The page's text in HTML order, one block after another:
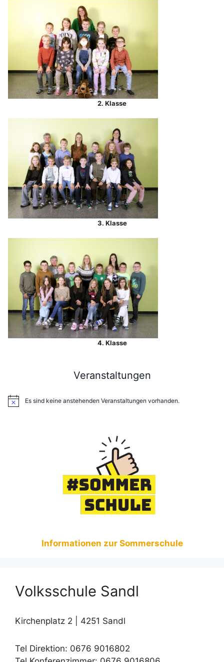
2. Klasse
3. Klasse
4. Klasse
Veranstaltungen
Es sind keine anstehenden Veranstaltungen vorhanden.
Informationen zur Sommerschule
Volksschule Sandl
Kirchenplatz 2 | 4251 Sandl
Tel Direktion: 0676 9016802